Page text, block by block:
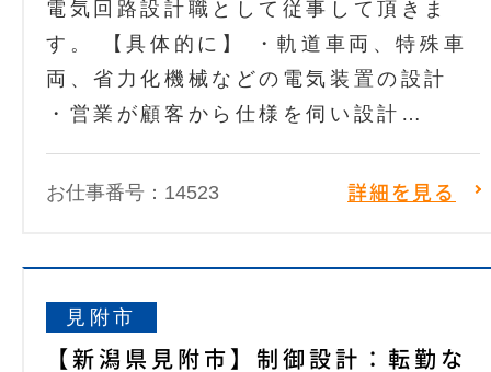
電気回路設計職として従事して頂きま
す。 【具体的に】 ・軌道車両、特殊車
両、省力化機械などの電気装置の設計
・営業が顧客から仕様を伺い設計…
お仕事番号：14523 詳細を見る
見附市
【新潟県見附市】制御設計：転勤な